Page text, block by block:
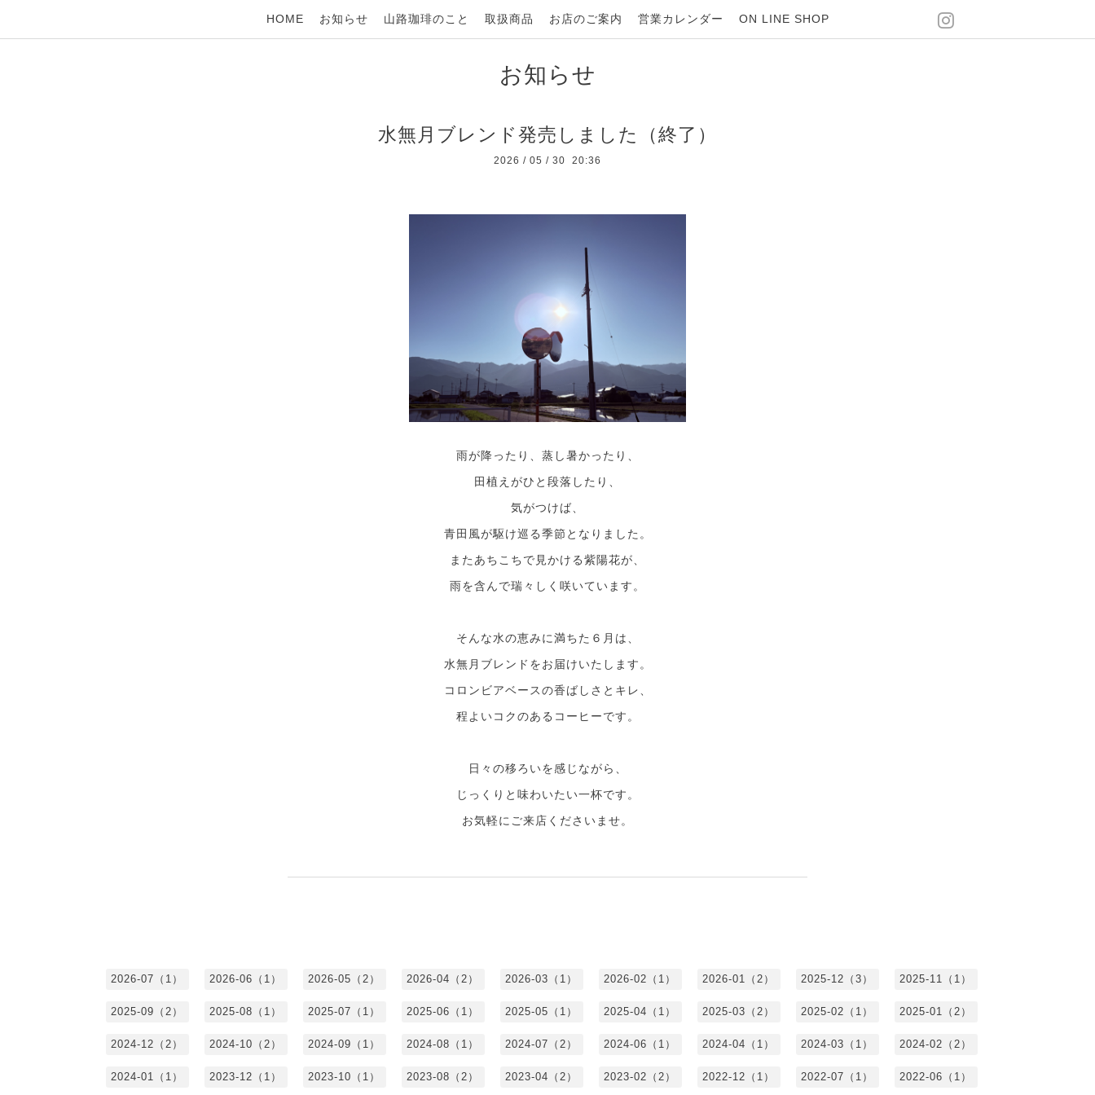
HOME お知らせ 山路珈琲のこと 取扱商品 お店のご案内 営業カレンダー ON LINE SHOP
お知らせ
水無月ブレンド発売しました（終了）
2026 / 05 / 30 20:36
雨が降ったり、蒸し暑かったり、
田植えがひと段落したり、
気がつけば、
青田風が駆け巡る季節となりました。
またあちこちで見かける紫陽花が、
雨を含んで瑞々しく咲いています。
そんな水の恵みに満ちた６月は、
水無月ブレンドをお届けいたします。
コロンビアベースの香ばしさとキレ、
程よいコクのあるコーヒーです。
日々の移ろいを感じながら、
じっくりと味わいたい一杯です。
お気軽にご来店くださいませ。
2026-07（1） 2026-06（1） 2026-05（2） 2026-04（2） 2026-03（1） 2026-02（1） 2026-01（2） 2025-12（3） 2025-11（1）
2025-09（2） 2025-08（1） 2025-07（1） 2025-06（1） 2025-05（1） 2025-04（1） 2025-03（2） 2025-02（1） 2025-01（2）
2024-12（2） 2024-10（2） 2024-09（1） 2024-08（1） 2024-07（2） 2024-06（1） 2024-04（1） 2024-03（1） 2024-02（2）
2024-01（1） 2023-12（1） 2023-10（1） 2023-08（2） 2023-04（2） 2023-02（2） 2022-12（1） 2022-07（1） 2022-06（1）